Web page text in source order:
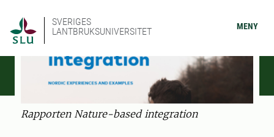
SVERIGES
LANTBRUKSUNIVERSITET
MENY
Rapporten Nature-based integration